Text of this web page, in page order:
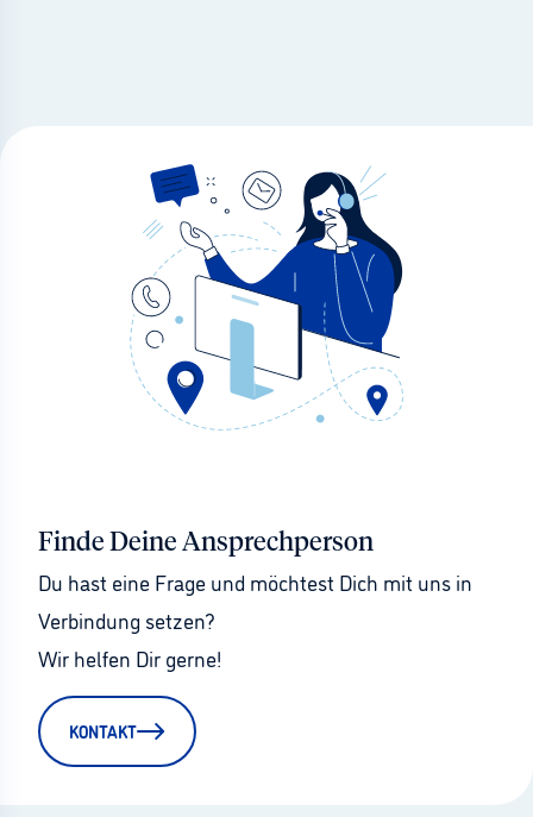
Finde Deine Ansprechperson
Du hast eine Frage und möchtest Dich mit uns in
Verbindung setzen?
Wir helfen Dir gerne!
KONTAKT